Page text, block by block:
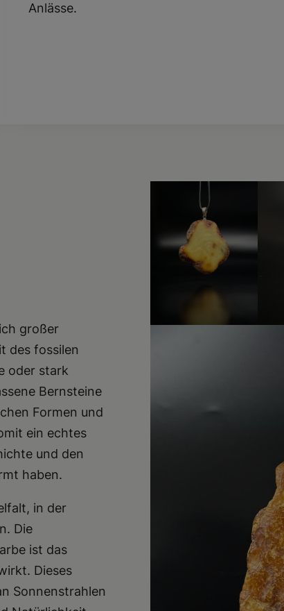
Anlässe.
großer
des fossilen
oder stark
Bernsteine
Formen und
ein echtes
und den
haben.
in der
Die
ist das
Dieses
Sonnenstrahlen